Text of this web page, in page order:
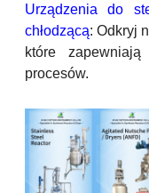
Urządzenia do
chłodzącą: Odkryj
które
procesów.